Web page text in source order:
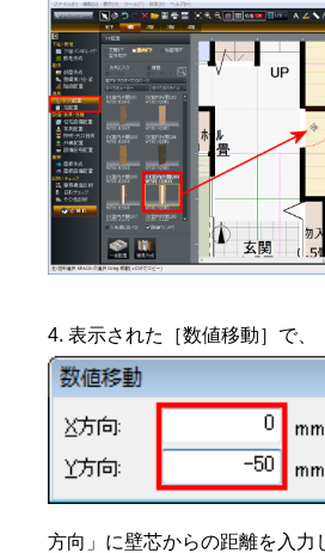
表示された［数値移動］で、
方向」に壁芯からの距離を入力